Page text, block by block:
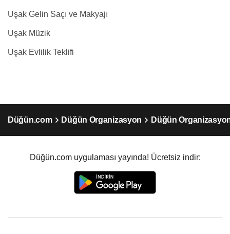
Uşak Gelin Saçı ve Makyajı
Uşak Müzik
Uşak Evlilik Teklifi
Düğün.com Düğün Organizasyon Düğün
Düğün.com uygulaması yayında! Ücretsiz indir: